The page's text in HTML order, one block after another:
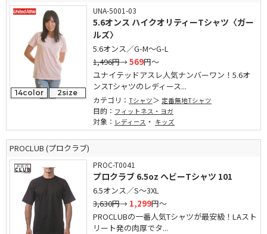
14color 2size
UNA-5001-03
5.6オンス ハイクオリティーTシャツ〈ガー
ルズ〉
5.6オンス／G-M～G-L
1,496円→569円～
ユナイテッドアスレ人気ナンバーワン！5.6オ
ンスTシャツのレディース...
カテゴリ： Tシャツ 定番無地Tシャツ
目的： フィットネス・ヨガ
対象： レディース ・ キッズ
PROCLUB (プロクラブ)
PROC-T0041
プロクラブ 6.5oz ヘビーTシャツ 101
6.5オンス／S～3XL
3,630円→ 1,299円～
PROCLUBの一番人気Tシャツが最安級！LAスト
リート発の肉厚でタ...